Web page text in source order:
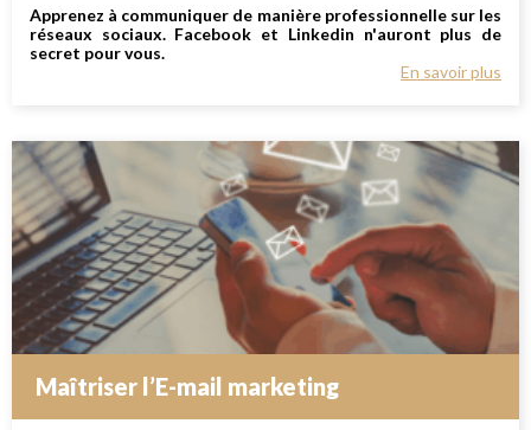
Apprenez à communiquer de manière professionnelle sur les
réseaux sociaux. Facebook et Linkedin n'auront plus de
secret pour vous.
En savoir plus
Maîtriser l’E-mail marketing